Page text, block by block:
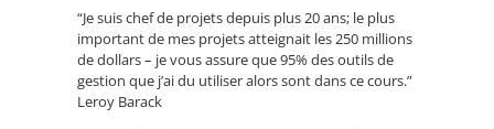
“Je suis chef de projets depuis plus 20 ans; le plus
important de mes projets atteignait les 250 millions
de dollars – je vous assure que 95% des outils de
gestion que j’ai du utiliser alors sont dans ce cours.”
Leroy Barack